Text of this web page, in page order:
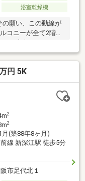
浴室乾燥機
の願い、この動線が
コニーが全て2階に
ク」の極みです
洗器付。 後片けを
ロフト＋車庫完備
斎と柔軟に対応♪〇
市立布施中学校ま
ｍ♪〇サンプラザ布
円 5K
2
2
月(築88年8ヶ月)
線 新深江駅 徒歩5分
市足代北１